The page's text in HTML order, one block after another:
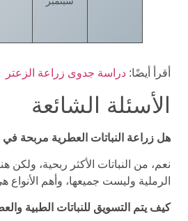
أقرأ أيضًا: دراسة جدوى زراعة الزعتر
الأسئلة الشائعة
هل زراعة النباتات العطرية مربحة في
نعم، من النباتات الأكثر ربحية، ولكن
الرملية وليست جميعها، وأهم الأنواع
كيف يتم التسويق للنباتات الطبية